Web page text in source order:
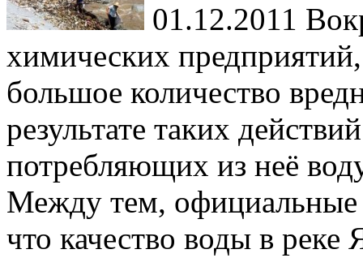
01.12.2011
химических
большое количество
результате таких
потребляющих из неё
Между тем, официальные
что качество воды в